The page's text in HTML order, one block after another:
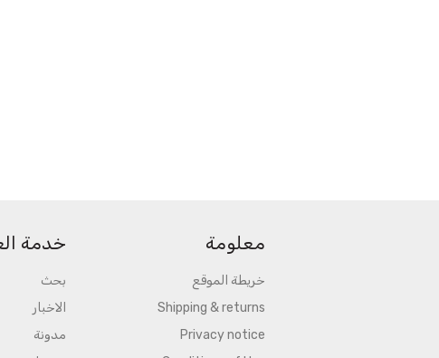
معلومة
خريطة الموقع
Shipping & returns
Privacy notice
خدمة
بحث
الاخبار
مدونة